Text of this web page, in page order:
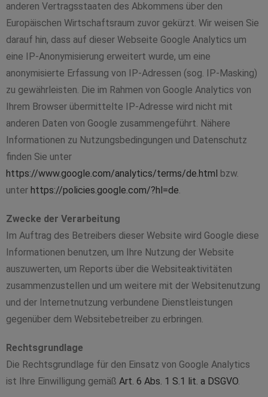
anderen Vertragsstaaten des Abkommens über den
Europäischen Wirtschaftsraum zuvor gekürzt. Wir weisen Sie
darauf hin, dass auf dieser Webseite Google Analytics um
eine IP-Anonymisierung erweitert wurde, um eine
anonymisierte Erfassung von IP-Adressen (sog. IP-Masking)
zu gewährleisten. Die im Rahmen von Google Analytics von
Ihrem Browser übermittelte IP-Adresse wird nicht mit
anderen Daten von Google zusammengeführt. Nähere
Informationen zu Nutzungsbedingungen und Datenschutz
finden Sie unter
https://www.google.com/analytics/terms/de.html bzw.
unter https://policies.google.com/?hl=de.
Zwecke der Verarbeitung
Im Auftrag des Betreibers dieser Website wird Google diese
Informationen benutzen, um Ihre Nutzung der Website
auszuwerten, um Reports über die Websiteaktivitäten
zusammenzustellen und um weitere mit der Websitenutzung
und der Internetnutzung verbundene Dienstleistungen
gegenüber dem Websitebetreiber zu erbringen.
Rechtsgrundlage
Die Rechtsgrundlage für den Einsatz von Google Analytics
ist Ihre Einwilligung gemäß Art. 6 Abs. 1 S.1 lit. a DSGVO.